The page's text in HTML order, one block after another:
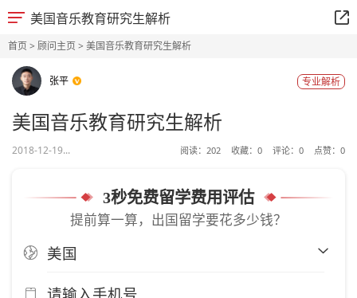
美国音乐教育研究生解析
首页> 顾问主页> 美国音乐教育研究生解析
张平 专业解析
美国音乐教育研究生解析
2018-12-19... 阅读： 202 收藏： 0 评论： 0 点赞： 0
3秒免费留学费用评估
提前算一算，出国留学要花多少钱？